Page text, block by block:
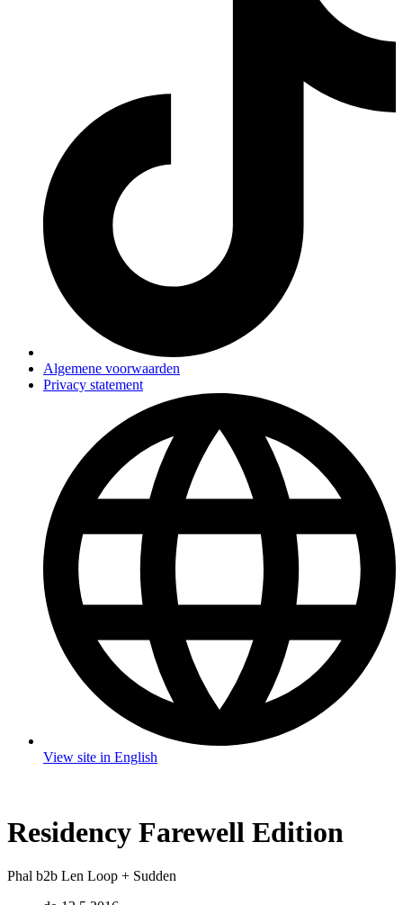
Algemene voorwaarden
Privacy statement
View site in English
Residency Farewell Edition
Phal b2b Len Loop + Sudden